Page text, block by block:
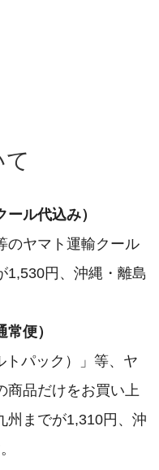
ル代込み）
のヤマト運輸クール
1,530円、沖縄・離島
便）
トパック）」等、ヤ
商品だけをお買い上
州までが1,310円、沖